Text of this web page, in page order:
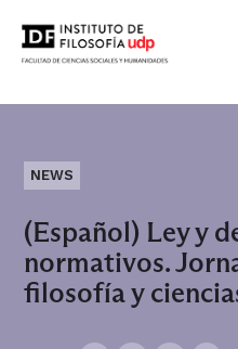
NEWS
(Español) Ley y
normativos.
filosofía y